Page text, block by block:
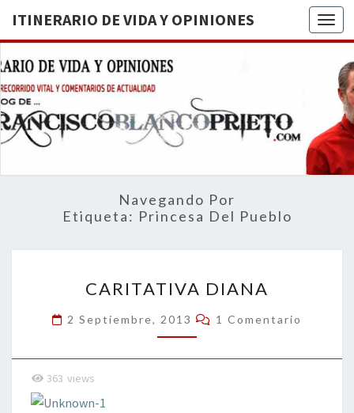
ITINERARIO DE VIDA Y OPINIONES
DE
BREVE
RECORRIDO
VITAL Y
ACTUALIDAD
Navegando Por
Etiqueta: Princesa Del Pueblo
DIANA
CARITATIVA DIANA
2 Septiembre, 2013 Comentarios
1 Comentario
363 views